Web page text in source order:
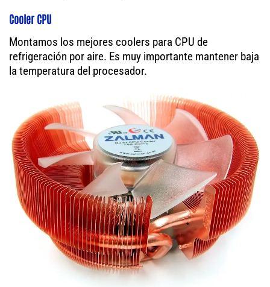
Cooler CPU
Montamos los mejores coolers para CPU de
refrigeración por aire. Es muy importante mantener baja
la temperatura del procesador.